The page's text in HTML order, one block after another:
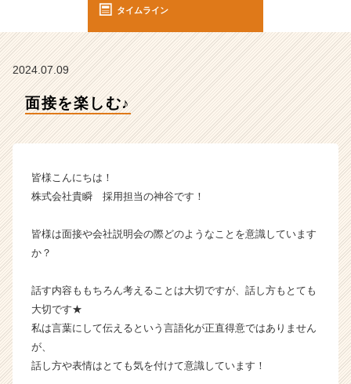
タ
ン
ー・
企
ら
カ
が
タイムライン
2024.07.09
面接を楽しむ♪
皆様こんにちは！
株式会社貴瞬 採用担当の神谷です！
皆様は面接や会社説明会の際どのようなことを意識しています
か？
話す内容ももちろん考えることは大切ですが、話し方もとても
大切です★
私は言葉にして伝えるという言語化が正直得意ではありません
が、
話し方や表情はとても気を付けて意識しています！